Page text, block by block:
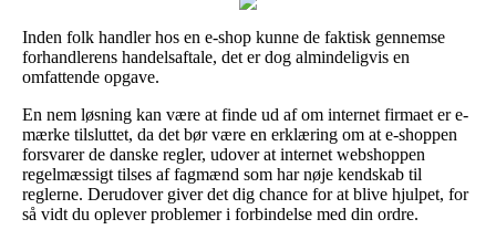
Inden folk handler hos en e-shop kunne de faktisk gennemse
forhandlerens handelsaftale, det er dog almindeligvis en
omfattende opgave.
En nem løsning kan være at finde ud af om internet firmaet er e-
mærke tilsluttet, da det bør være en erklæring om at e-shoppen
forsvarer de danske regler, udover at internet webshoppen
regelmæssigt tilses af fagmænd som har nøje kendskab til
reglerne. Derudover giver det dig chance for at blive hjulpet, for
så vidt du oplever problemer i forbindelse med din ordre.